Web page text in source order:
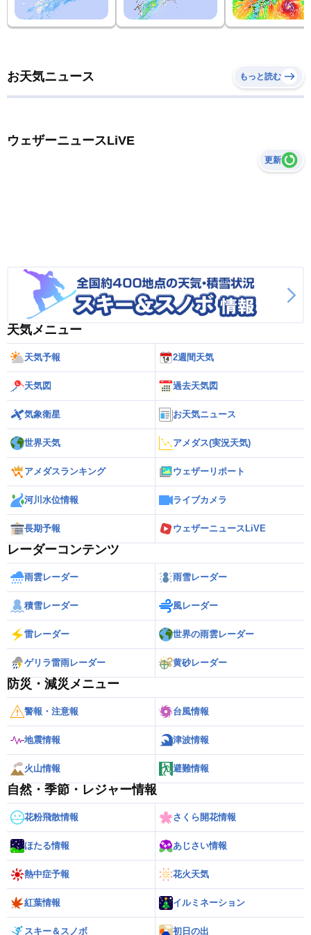
お天気ニュース もっと読む
ウェザーニュースLiVE
更新
天気メニュー
天気予報 2週間天気
天気図 過去天気図
気象衛星 お天気ニュース
世界天気 アメダス(実況天気)
アメダスランキング ウェザーリポート
河川水位情報 ライブカメラ
長期予報 ウェザーニュースLiVE
レーダーコンテンツ
雨雲レーダー 雨雪レーダー
積雪レーダー 風レーダー
雷レーダー 世界の雨雲レーダー
ゲリラ雷雨レーダー 黄砂レーダー
防災・減災メニュー
警報・注意報 台風情報
地震情報 津波情報
火山情報 避難情報
自然・季節・レジャー情報
花粉飛散情報 さくら開花情報
ほたる情報 あじさい情報
熱中症予報 花火天気
紅葉情報 イルミネーション
スキー＆スノボ 初日の出